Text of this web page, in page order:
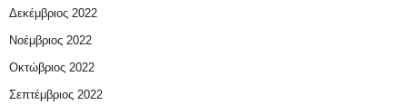
Δεκέμβριος 2022
Νοέμβριος 2022
Οκτώβριος 2022
Σεπτέμβριος 2022